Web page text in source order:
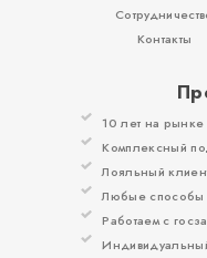
Контакты
10 лет на рынке
Комплексный
Лояльный
Любые способы
Работаем с